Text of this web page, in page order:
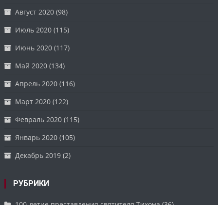
Август 2020 (98)
Июль 2020 (115)
Июнь 2020 (117)
Май 2020 (134)
Апрель 2020 (116)
Март 2020 (122)
Февраль 2020 (115)
Январь 2020 (105)
Декабрь 2019 (2)
РУБРИКИ